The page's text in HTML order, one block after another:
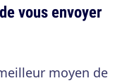
vous envoyer
moyen de